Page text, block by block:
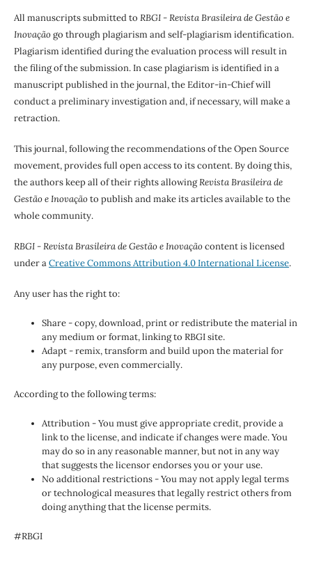
All manuscripts submitted to RBGI - Revista Brasileira de Gestão e
Inovaçãogo through plagiarism and self-plagiarism identification.
Plagiarism identified during the evaluation process will result in
the filing of the submission. In case plagiarism is identified in a
manuscript published in the journal, the Editor-in-Chief will
conduct a preliminary investigation and, if necessary, will make a
retraction.
This journal, following the recommendations of the Open Source
movement, provides full open access to its content. By doing this,
the authors keep all of their rights allowingRevista Brasileira de
Gestão e Inovaçãoto publish and make its articles available to the
whole community.
RBGI - Revista Brasileira de Gestão e Inovaçãocontent is licensed
under aCreative Commons Attribution 4.0 International License.
Any user has the right to:
Share - copy, download, print or redistribute the material in
any medium or format, linking to RBGI site.
Adapt - remix, transform and build upon the material for
any purpose, even commercially.
According to the following terms:
Attribution - You must give appropriate credit, provide a
link to the license, and indicate if changes were made. You
may do so in any reasonable manner, but not in any way
that suggests the licensor endorses you or your use.
No additional restrictions - You may not apply legal terms
or technological measures that legally restrict others from
doing anything that the license permits.
#RBGI